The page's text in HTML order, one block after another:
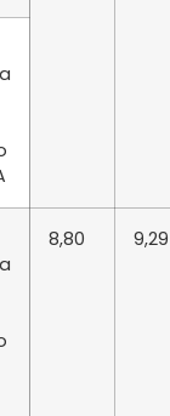
8,80 9,29